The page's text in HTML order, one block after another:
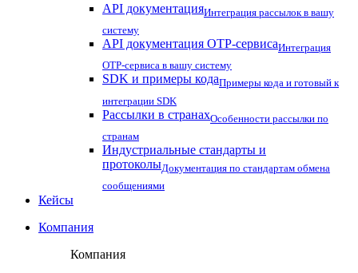
API документацияИнтеграция рассылок в вашу
систему
API документация OTP-сервисаИнтеграция
OTP-сервиса в вашу систему
SDK и примеры кодаПримеры кода и готовый к
интеграции SDK
Рассылки в странахОсобенности рассылки по
странам
Индустриальные стандарты и
протоколыДокументация по стандартам обмена
сообщениями
Кейсы
Компания
Компания